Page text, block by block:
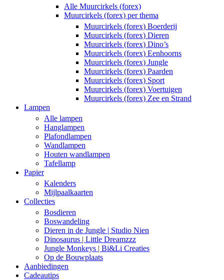
Alle Muurcirkels (forex)
Muurcirkels (forex) per thema
Muurcirkels (forex) Boerderij
Muurcirkels (forex) Dieren
Muurcirkels (forex) Dino’s
Muurcirkels (forex) Eenhoorns
Muurcirkels (forex) Jungle
Muurcirkels (forex) Paarden
Muurcirkels (forex) Sport
Muurcirkels (forex) Voertuigen
Muurcirkels (forex) Zee en Strand
Lampen
Alle lampen
Hanglampen
Plafondlampen
Wandlampen
Houten wandlampen
Tafellamp
Papier
Kalenders
Mijlpaalkaarten
Collecties
Bosdieren
Boswandeling
Dieren in de Jungle | Studio Nien
Dinosaurus | Little Dreamzzz
Jungle Monkeys | Bi&Li Creaties
Op de Bouwplaats
Aanbiedingen
Cadeautips